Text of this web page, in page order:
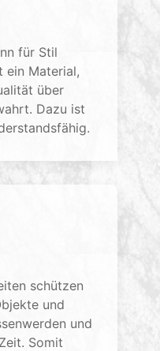
für Stil
ein Material,
über
Dazu ist
schützen
und
und
Somit